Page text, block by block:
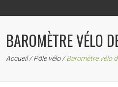
BAROMÈTRE VÉLO
Accueil/ Pôle vélo/Baromètre vélo